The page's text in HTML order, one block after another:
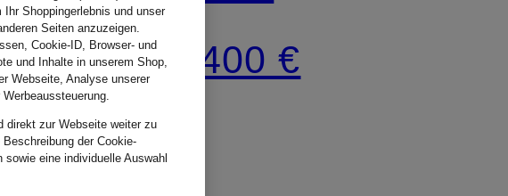
1.400 €
Shoppingerlebnis und unser
Seiten anzuzeigen.
Cookie-ID, Browser- und
und Inhalte in unserem Shop,
Webseite, Analyse unserer
direkt zur Webseite weiter zu
der Cookie-
eine individuelle Auswahl